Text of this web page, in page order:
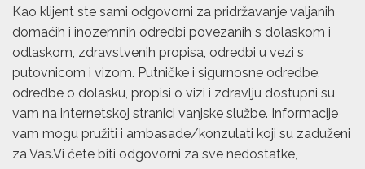
Kao klijent ste sami odgovorni za pridržavanje valjanih
domaćih i inozemnih odredbi povezanih s dolaskom i
odlaskom, zdravstvenih propisa, odredbi u vezi s
putovnicom i vizom. Putničke i sigurnosne odredbe,
odredbe o dolasku, propisi o vizi i zdravlju dostupni su
vam na internetskoj stranici vanjske službe. Informacije
vam mogu pružiti i ambasade/konzulati koji su zaduženi
za Vas.Vi ćete biti odgovorni za sve nedostatke,